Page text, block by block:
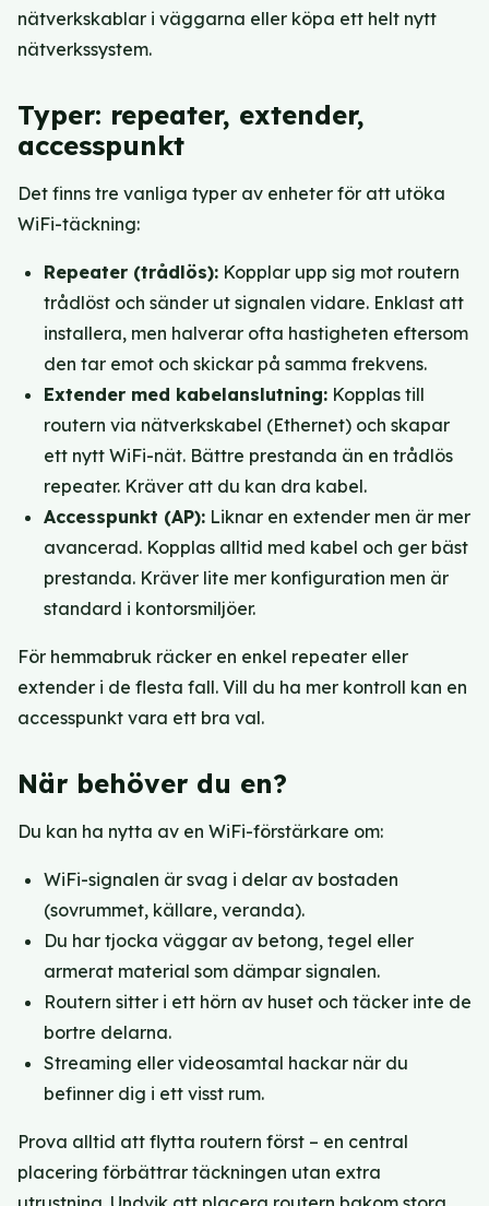
nätverkskablar i väggarna eller köpa ett helt nytt
nätverkssystem.
Typer: repeater, extender,
accesspunkt
Det finns tre vanliga typer av enheter för att utöka
WiFi-täckning:
Repeater (trådlös): Kopplar upp sig mot routern
trådlöst och sänder ut signalen vidare. Enklast att
installera, men halverar ofta hastigheten eftersom
den tar emot och skickar på samma frekvens.
Extender med kabelanslutning: Kopplas till
routern via nätverkskabel (Ethernet) och skapar
ett nytt WiFi-nät. Bättre prestanda än en trådlös
repeater. Kräver att du kan dra kabel.
Accesspunkt (AP): Liknar en extender men är mer
avancerad. Kopplas alltid med kabel och ger bäst
prestanda. Kräver lite mer konfiguration men är
standard i kontorsmiljöer.
För hemmabruk räcker en enkel repeater eller
extender i de flesta fall. Vill du ha mer kontroll kan en
accesspunkt vara ett bra val.
När behöver du en?
Du kan ha nytta av en WiFi-förstärkare om:
WiFi-signalen är svag i delar av bostaden
(sovrummet, källare, veranda).
Du har tjocka väggar av betong, tegel eller
armerat material som dämpar signalen.
Routern sitter i ett hörn av huset och täcker inte de
bortre delarna.
Streaming eller videosamtal hackar när du
befinner dig i ett visst rum.
Prova alltid att flytta routern först – en central
placering förbättrar täckningen utan extra